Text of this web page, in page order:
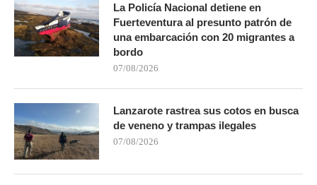
La Policía Nacional detiene en
Fuerteventura al presunto patrón de
una embarcación con 20 migrantes a
bordo
07/08/2026
Lanzarote rastrea sus cotos en busca
de veneno y trampas ilegales
07/08/2026